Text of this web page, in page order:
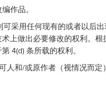
作品。
可采用任何现有的或者以后
上做出必要修改的权利。
4(d) 条所载的权利。
人和/或原作者（视情况而